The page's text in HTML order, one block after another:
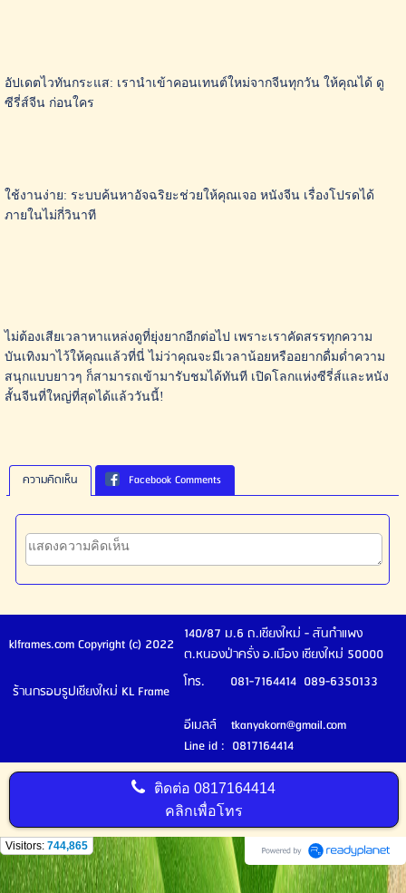
อัปเดตไวทันกระแส: เรานำเข้าคอนเทนต์ใหม่จากจีนทุกวัน ให้คุณได้ ดู
ซีรี่ส์จีน ก่อนใคร
ใช้งานง่าย: ระบบค้นหาอัจฉริยะช่วยให้คุณเจอ หนังจีน เรื่องโปรดได้
ภายในไม่กี่วินาที
ไม่ต้องเสียเวลาหาแหล่งดูที่ยุ่งยากอีกต่อไป เพราะเราคัดสรรทุกความ
บันเทิงมาไว้ให้คุณแล้วที่นี่ ไม่ว่าคุณจะมีเวลาน้อยหรืออยากดื่มด่ำความ
สนุกแบบยาวๆ ก็สามารถเข้ามารับชมได้ทันที เปิดโลกแห่งซีรี่ส์และหนัง
สั้นจีนที่ใหญ่ที่สุดได้แล้ววันนี้!
ความคิดเห็น Facebook Comments
klframes.com Copyright (c) 2022
140/87 ม.6 ถ.เชียงใหม่ - สันกำแพง
ต.หนองป่าครั่ง อ.เมือง เชียงใหม่ 50000
ร้านกรอบรูปเชียงใหม่ KL Frame
โทร. 081-7164414 089-6350133
อีเมลล์ tkanyakorn@gmail.com
Line id : 0817164414
ติดต่อ0817164414
คลิกเพื่อโทร
Visitors: 744,865